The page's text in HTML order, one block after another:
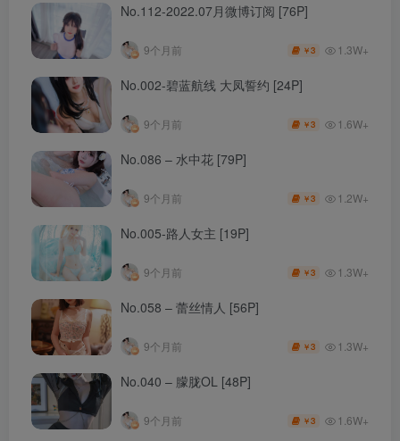
No.112-2022.07月微博订阅 [76P]
9个月前 ￥3 1.3W+
No.002-碧蓝航线 大凤誓约 [24P]
9个月前 ￥3 1.6W+
No.086 – 水中花 [79P]
9个月前 ￥3 1.2W+
No.005-路人女主 [19P]
9个月前 ￥3 1.3W+
No.058 – 蕾丝情人 [56P]
9个月前 ￥3 1.3W+
No.040 – 朦胧OL [48P]
9个月前 ￥3 1.6W+